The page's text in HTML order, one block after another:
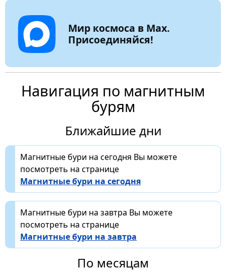
Мир космоса в Max.
Присоединяйся!
Навигация по магнитным
бурям
Ближайшие дни
Магнитные бури на сегодня Вы можете
посмотреть на странице
Магнитные бури на сегодня
Магнитные бури на завтра Вы можете
посмотреть на странице
Магнитные бури на завтра
По месяцам